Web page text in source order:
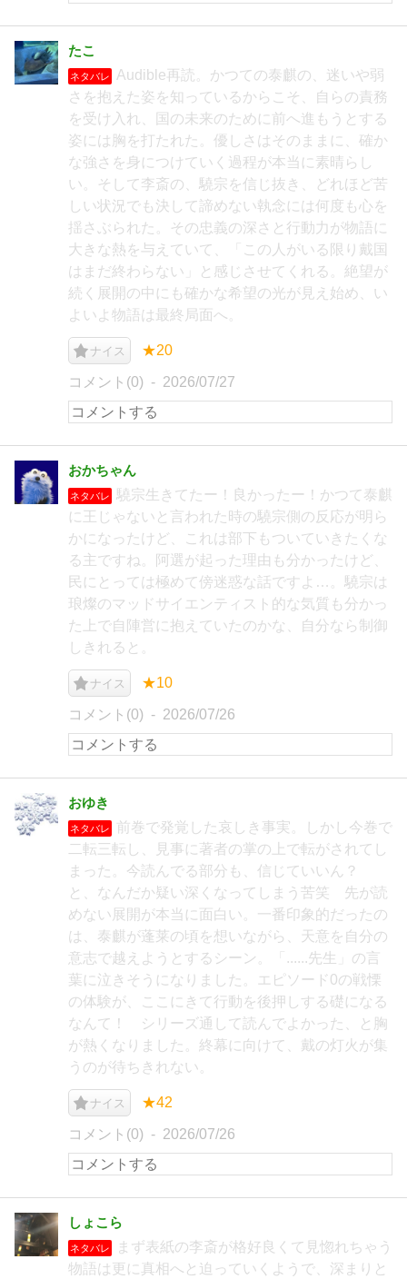
たこ
ネタバレ
Audible再読。かつての泰麒の、迷いや弱
さを抱えた姿を知っているからこそ、自らの責務
を受け入れ、国の未来のために前へ進もうとする
姿には胸を打たれた。優しさはそのままに、確か
な強さを身につけていく過程が本当に素晴らし
い。そして李斎の、驍宗を信じ抜き、どれほど苦
しい状況でも決して諦めない執念には何度も心を
揺さぶられた。その忠義の深さと行動力が物語に
大きな熱を与えていて、「この人がいる限り戴国
はまだ終わらない」と感じさせてくれる。絶望が
続く展開の中にも確かな希望の光が見え始め、い
よいよ物語は最終局面へ。
ナイス ★20
コメント(0) 2026/07/27
おかちゃん
ネタバレ
驍宗生きてたー！良かったー！かつて泰麒
に王じゃないと言われた時の驍宗側の反応が明ら
かになったけど、これは部下もついていきたくな
る主ですね。阿選が起った理由も分かったけど、
民にとっては極めて傍迷惑な話ですよ…。驍宗は
琅燦のマッドサイエンティスト的な気質も分かっ
た上で自陣営に抱えていたのかな、自分なら制御
しきれると。
ナイス ★10
コメント(0) 2026/07/26
おゆき
ネタバレ
前巻で発覚した哀しき事実。しかし今巻で
二転三転し、見事に著者の掌の上で転がされてし
まった。今読んでる部分も、信じていいん？
と、なんだか疑い深くなってしまう苦笑 先が読
めない展開が本当に面白い。一番印象的だったの
は、泰麒が蓬莱の頃を想いながら、天意を自分の
意志で越えようとするシーン。「......先生」の言
葉に泣きそうになりました。エピソード0の戦慄
の体験が、ここにきて行動を後押しする礎になる
なんて！ シリーズ通して読んでよかった、と胸
が熱くなりました。終幕に向けて、戴の灯火が集
うのが待ちきれない。
ナイス ★42
コメント(0) 2026/07/26
しょこら
ネタバレ
まず表紙の李斎が格好良くて見惚れちゃう
物語は更に真相へと迫っていくようで、深まりと